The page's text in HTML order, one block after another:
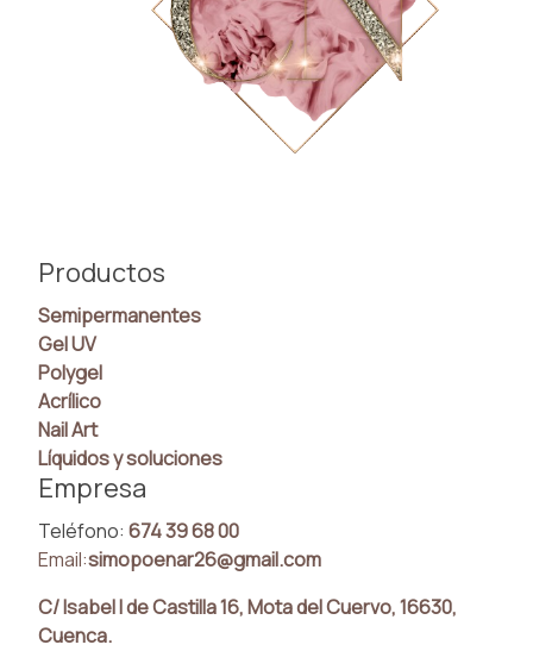
Productos
Semipermanentes
Gel UV
Polygel
Acrílico
Nail Art
Líquidos y soluciones
Empresa
Teléfono: 674 39 68 00
Email:simopoenar26@gmail.com
C/ Isabel I de Castilla 16, Mota del Cuervo, 16630,
Cuenca.